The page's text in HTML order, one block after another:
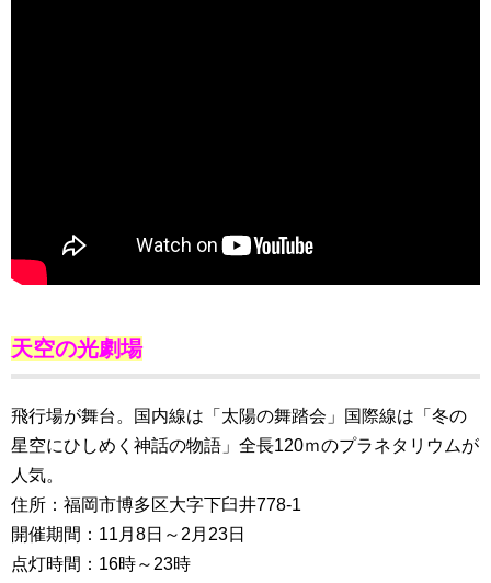
天空の光劇場
飛行場が舞台。国内線は「太陽の舞踏会」国際線は「冬の
星空にひしめく神話の物語」全長120ｍのプラネタリウムが
人気。
住所：福岡市博多区大字下臼井778-1
開催期間：11月8日～2月23日
点灯時間：16時～23時